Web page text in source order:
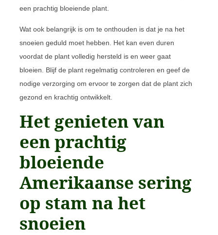
een prachtig bloeiende plant.
Wat ook belangrijk is om te onthouden is dat je na het
snoeien geduld moet hebben. Het kan even duren
voordat de plant volledig hersteld is en weer gaat
bloeien. Blijf de plant regelmatig controleren en geef de
nodige verzorging om ervoor te zorgen dat de plant zich
gezond en krachtig ontwikkelt.
Het genieten van
een prachtig
bloeiende
Amerikaanse sering
op stam na het
snoeien